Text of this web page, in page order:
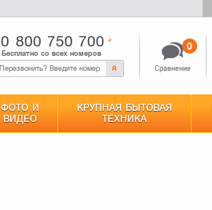
0 800 750 700
Бесплатно со всех номеров
Сравнение
0
ФОТО И
ВИДЕО
КРУПНАЯ БЫТОВАЯ
ТЕХНИКА